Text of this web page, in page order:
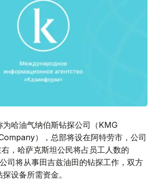
为哈油气纳伯斯钻探公司（KMG
），总部将设在阿特劳市，公司
，哈萨克斯坦公民将占员工人数的
司将从事田吉兹油田的钻探工作，双方
设备所需资金。